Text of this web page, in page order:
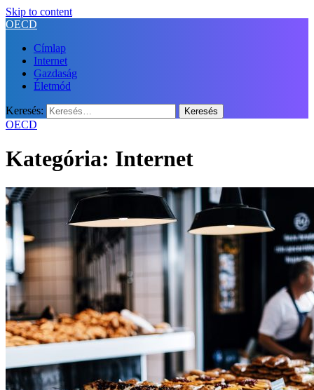
Skip to content
OECD
Címlap
Internet
Gazdaság
Életmód
Keresés:
OECD
Kategória: Internet